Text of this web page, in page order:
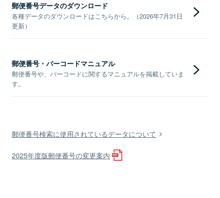
郵便番号データのダウンロード
各種データのダウンロードはこちらから。（2026年7月31日
更新）
郵便番号・バーコードマニュアル
郵便番号や、バーコードに関するマニュアルを掲載していま
す。
郵便番号検索に使用されているデータについて
2025年度版郵便番号の変更案内